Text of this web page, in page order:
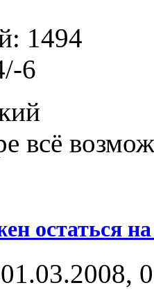
1494
6
всё
остаться
01.03.2008,